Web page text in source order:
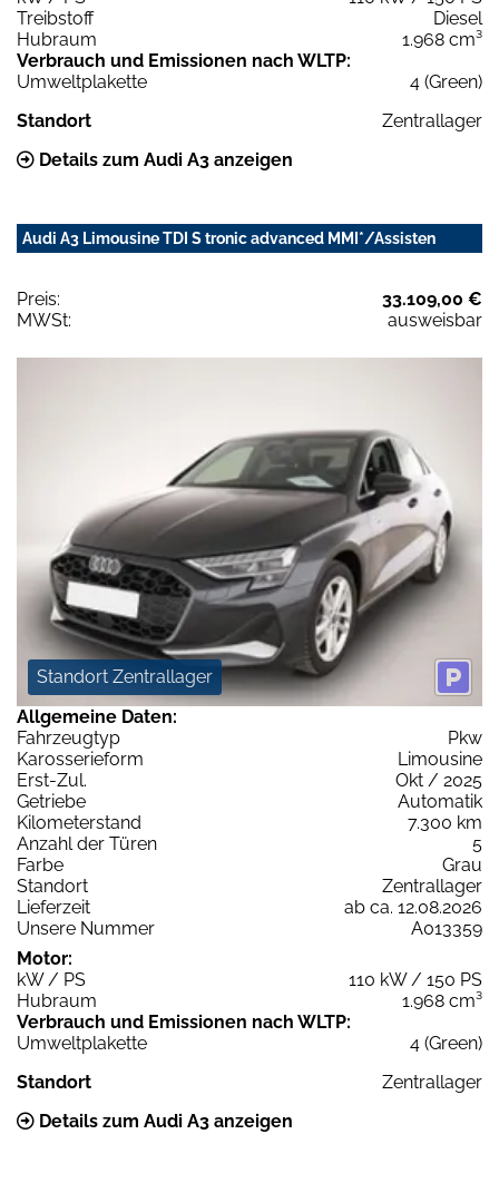
Treibstoff
Diesel
Hubraum
1.968 cm³
Verbrauch und Emissionen nach WLTP:
Umweltplakette
4 (Green)
Standort
Zentrallager
Details zum Audi A3 anzeigen
Audi A3 Limousine TDI S tronic advanced MMI*/Assisten
Preis:
33.109,00 €
MWSt:
ausweisbar
Standort Zentrallager
Allgemeine Daten:
Fahrzeugtyp
Pkw
Karosserieform
Limousine
Erst-Zul.
Okt / 2025
Getriebe
Automatik
Kilometerstand
7.300 km
Anzahl der Türen
5
Farbe
Grau
Standort
Zentrallager
Lieferzeit
ab ca. 12.08.2026
Unsere Nummer
A013359
Motor:
kW / PS
110 kW / 150 PS
Hubraum
1.968 cm³
Verbrauch und Emissionen nach WLTP:
Umweltplakette
4 (Green)
Standort
Zentrallager
Details zum Audi A3 anzeigen